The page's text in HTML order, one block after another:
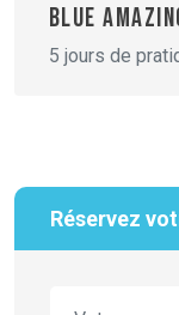
Blue
5 jours de
Réservez